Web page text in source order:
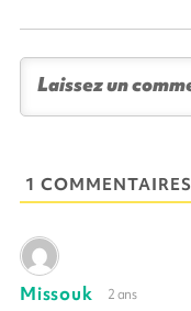
1 COMMENTAIRES
Missouk 2 ans